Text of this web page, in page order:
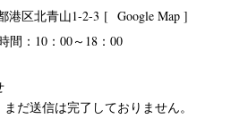
港区北青山1-2-3 [ Google Map ]
間：10：00～18：00
だ送信は完了しておりません。